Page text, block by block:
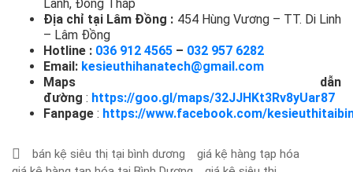
Lãnh, Đồng Tháp
Địa chỉ tại Lâm Đồng : 454 Hùng Vương – TT. Di Linh
– Lâm Đồng
Hotline : 036 912 4565 – 032 957 6282
Email: kesieuthihanatech@gmail.com
Maps dẫn
đường : https://goo.gl/maps/32JJHKt3Rv8yUar87
Fanpage : https://www.facebook.com/
bán kệ siêu thị tại bình dương
giá kệ hàng tạp hóa